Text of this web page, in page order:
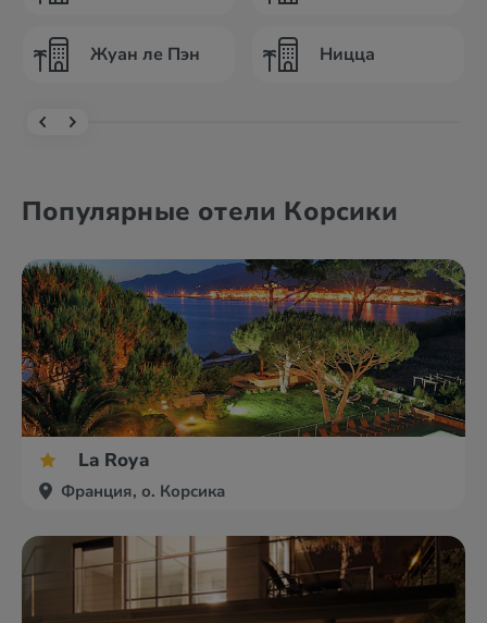
Жуан ле Пэн Ницца
Популярные отели Корсики
La Roya
Франция, о. Корсика